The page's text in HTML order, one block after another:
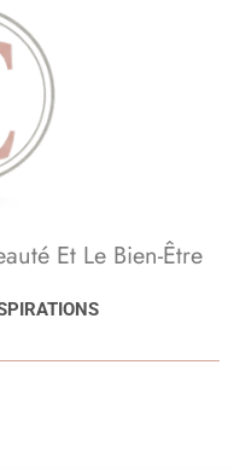
Et Le Bien-Être